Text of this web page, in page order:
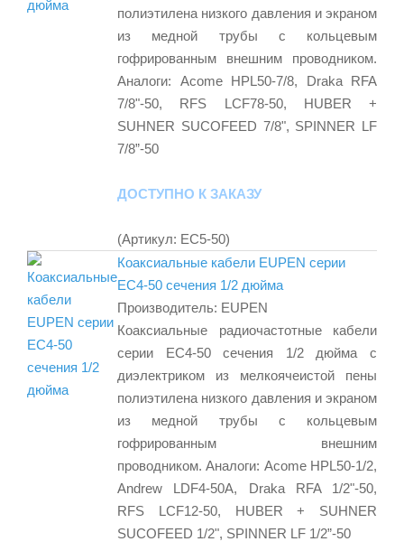
полиэтилена низкого давления и экраном
из медной трубы с кольцевым
гофрированным внешним проводником.
Аналоги: Acome HPL50-7/8, Draka RFA
7/8"-50, RFS LCF78-50, HUBER +
SUHNER SUCOFEED 7/8", SPINNER LF
7/8”-50
ДОСТУПНО К ЗАКАЗУ
(Артикул: EC5-50)
Коаксиальные кабели EUPEN серии
EC4-50 сечения 1/2 дюйма
Производитель: EUPEN
Коаксиальные радиочастотные кабели
серии EC4-50 сечения 1/2 дюйма с
диэлектриком из мелкоячеистой пены
полиэтилена низкого давления и экраном
из медной трубы с кольцевым
гофрированным внешним
проводником. Аналоги: Acome HPL50-1/2,
Andrew LDF4-50A, Draka RFA 1/2"-50,
RFS LCF12-50, HUBER + SUHNER
SUCOFEED 1/2", SPINNER LF 1/2”-50